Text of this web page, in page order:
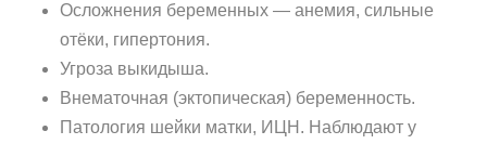
Осложнения беременных — анемия, сильные
отёки, гипертония.
Угроза выкидыша.
Внематочная (эктопическая) беременность.
Патология шейки матки, ИЦН. Наблюдают у